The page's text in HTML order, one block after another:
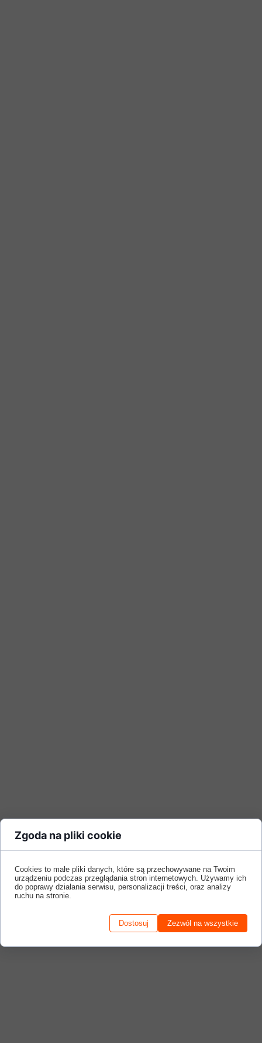
Zgoda na pliki cookie
Cookies to małe pliki danych, które są przechowywane na Twoim
urządzeniu podczas przeglądania stron internetowych. Używamy ich
do poprawy działania serwisu, personalizacji treści, oraz analizy
ruchu na stronie.
Dostosuj Zezwól na wszystkie